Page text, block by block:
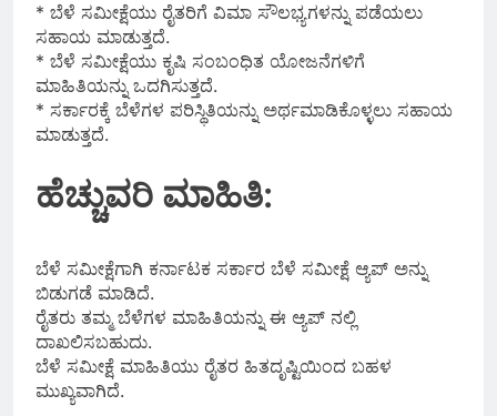
* ಬೆಳೆ ಸಮೀಕ್ಷೆಯು ರೈತರಿಗೆ ವಿಮಾ ಸೌಲಭ್ಯಗಳನ್ನು ಪಡೆಯಲು
ಸಹಾಯ ಮಾಡುತ್ತದೆ.
* ಬೆಳೆ ಸಮೀಕ್ಷೆಯು ಕೃಷಿ ಸಂಬಂಧಿತ ಯೋಜನೆಗಳಿಗೆ
ಮಾಹಿತಿಯನ್ನು ಒದಗಿಸುತ್ತದೆ.
* ಸರ್ಕಾರಕ್ಕೆ ಬೆಳೆಗಳ ಪರಿಸ್ಥಿತಿಯನ್ನು ಅರ್ಥಮಾಡಿಕೊಳ್ಳಲು ಸಹಾಯ
ಮಾಡುತ್ತದೆ.
ಹೆಚ್ಚುವರಿ ಮಾಹಿತಿ:
ಬೆಳೆ ಸಮೀಕ್ಷೆಗಾಗಿ ಕರ್ನಾಟಕ ಸರ್ಕಾರ ಬೆಳೆ ಸಮೀಕ್ಷೆ ಆ್ಯಪ್ ಅನ್ನು
ಬಿಡುಗಡೆ ಮಾಡಿದೆ.
ರೈತರು ತಮ್ಮ ಬೆಳೆಗಳ ಮಾಹಿತಿಯನ್ನು ಈ ಆ್ಯಪ್ ನಲ್ಲಿ
ದಾಖಲಿಸಬಹುದು.
ಬೆಳೆ ಸಮೀಕ್ಷೆ ಮಾಹಿತಿಯು ರೈತರ ಹಿತದೃಷ್ಟಿಯಿಂದ ಬಹಳ
ಮುಖ್ಯವಾಗಿದೆ.